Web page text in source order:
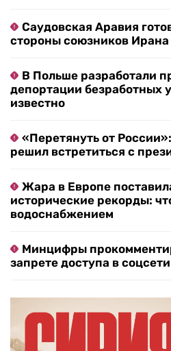
Саудовская Аравия
стороны союзников Ирана
В Польше разработали
депортации безработных
известно
«Перетянуть от
решил встретиться с
Жара в Европе
исторические рекорды:
водоснабжением
Минцифры
запрете доступа в